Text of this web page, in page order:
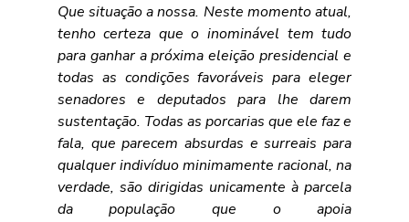
Que situação a nossa. Neste momento atual,
tenho certeza que o inominável tem tudo
para ganhar a próxima eleição presidencial e
todas as condições favoráveis para eleger
senadores e deputados para lhe darem
sustentação. Todas as porcarias que ele faz e
fala, que parecem absurdas e surreais para
qualquer indivíduo minimamente racional, na
verdade, são dirigidas unicamente à parcela
da população que o apoia